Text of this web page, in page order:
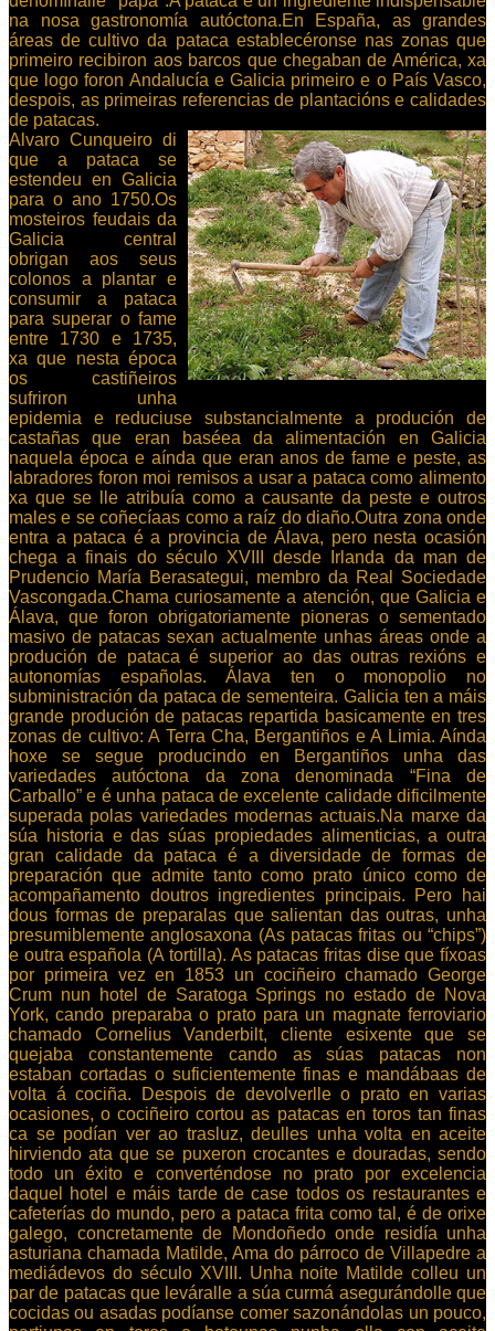
na nosa gastronomía autóctona.En España, as grandes
áreas de cultivo da pataca establecéronse nas zonas que
primeiro recibiron aos barcos que chegaban de América, xa
que logo foron Andalucía e Galicia primeiro e o País Vasco,
despois, as primeiras referencias de plantacións e calidades
de patacas.
Alvaro Cunqueiro di
que a pataca se
estendeu en Galicia
para o ano 1750.Os
mosteiros feudais da
Galicia central
obrigan aos seus
colonos a plantar e
consumir a pataca
para superar o fame
entre 1730 e 1735,
xa que nesta época
os castiñeiros
sufriron unha
epidemia e reduciuse substancialmente a produción de
castañas que eran baséea da alimentación en Galicia
naquela época e aínda que eran anos de fame e peste, as
labradores foron moi remisos a usar a pataca como alimento
xa que se lle atribuía como a causante da peste e outros
males e se coñecíaas como a raíz do diaño.Outra zona onde
entra a pataca é a provincia de Álava, pero nesta ocasión
chega a finais do século XVIII desde Irlanda da man de
Prudencio María Berasategui, membro da Real Sociedade
Vascongada.Chama curiosamente a atención, que Galicia e
Álava, que foron obrigatoriamente pioneras o sementado
masivo de patacas sexan actualmente unhas áreas onde a
produción de pataca é superior ao das outras rexións e
autonomías españolas. Álava ten o monopolio no
subministración da pataca de sementeira. Galicia ten a máis
grande produción de patacas repartida basicamente en tres
zonas de cultivo: A Terra Cha, Bergantiños e A Limia. Aínda
hoxe se segue producindo en Bergantiños unha das
variedades autóctona da zona denominada “Fina de
Carballo” e é unha pataca de excelente calidade dificilmente
superada polas variedades modernas actuais.Na marxe da
súa historia e das súas propiedades alimenticias, a outra
gran calidade da pataca é a diversidade de formas de
preparación que admite tanto como prato único como de
acompañamento doutros ingredientes principais. Pero hai
dous formas de preparalas que salientan das outras, unha
presumiblemente anglosaxona (As patacas fritas ou “chips”)
e outra española (A tortilla). As patacas fritas dise que fíxoas
por primeira vez en 1853 un cociñeiro chamado George
Crum nun hotel de Saratoga Springs no estado de Nova
York, cando preparaba o prato para un magnate ferroviario
chamado Cornelius Vanderbilt, cliente esixente que se
quejaba constantemente cando as súas patacas non
estaban cortadas o suficientemente finas e mandábaas de
volta á cociña. Despois de devolverlle o prato en varias
ocasiones, o cociñeiro cortou as patacas en toros tan finas
ca se podían ver ao trasluz, deulles unha volta en aceite
hirviendo ata que se puxeron crocantes e douradas, sendo
todo un éxito e converténdose no prato por excelencia
daquel hotel e máis tarde de case todos os restaurantes e
cafeterías do mundo, pero a pataca frita como tal, é de orixe
galego, concretamente de Mondoñedo onde residía unha
asturiana chamada Matilde, Ama do párroco de Villapedre a
mediádevos do século XVIII. Unha noite Matilde colleu un
par de patacas que leváralle a súa curmá asegurándolle que
cocidas ou asadas podíanse comer sazonándolas un pouco,